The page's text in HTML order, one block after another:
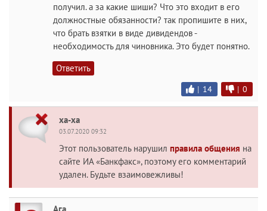
получил. а за какие шиши? Что это входит в его
должностные обязанности? так пропишите в них,
что брать взятки в виде дивидендов -
необходимость для чиновника. Это будет понятно.
Ответить
| 14 | 0
ха-ха
03.07.2020 09:32
Этот пользователь нарушил правила общения на
сайте ИА «Банкфакс», поэтому его комментарий
удален. Будьте взаимовежливы!